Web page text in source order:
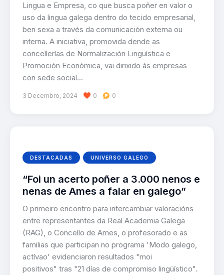
Lingua e Empresa, co que busca poñer en valor o
uso da lingua galega dentro do tecido empresarial,
ben sexa a través da comunicación externa ou
interna. A iniciativa, promovida dende as
concellerías de Normalización Lingüística e
Promoción Económica, vai dirixido ás empresas
con sede social…
3 Decembro, 2024 0 0
DESTACADAS UNIVERSO GALEGO
“Foi un acerto poñer a 3.000 nenos e
nenas de Ames a falar en galego”
O primeiro encontro para intercambiar valoracións
entre representantes da Real Academia Galega
(RAG), o Concello de Ames, o profesorado e as
familias que participan no programa 'Modo galego,
actívao' evidenciaron resultados "moi
positivos" tras "21 días de compromiso lingüístico".